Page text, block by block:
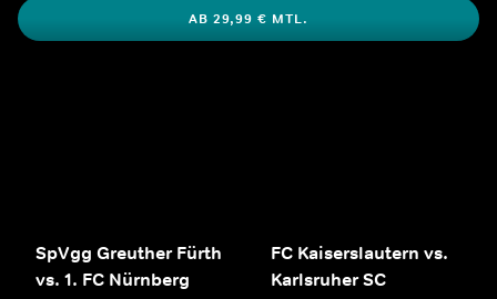
AB 29,99 € MTL.
SpVgg Greuther Fürth
vs. 1. FC Nürnberg
FC Kaiserslautern vs.
Karlsruher SC